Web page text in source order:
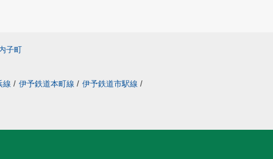
子町
線 / 伊予鉄道本町線 / 伊予鉄道市駅線 /